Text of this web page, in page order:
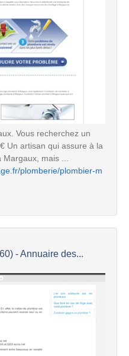
Vous recherchez un
Un artisan qui assure à la
mais ...
plomberie/plombier-m
- Annuaire des...